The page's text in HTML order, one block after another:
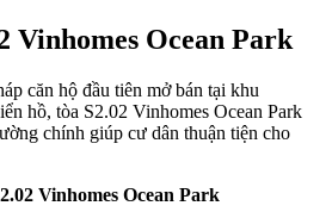
Vinhomes Ocean Park
căn hộ đầu tiên mở bán tại khu
hồ, tòa S2.02 Vinhomes Ocean Park
chính giúp cư dân thuận tiện cho
Vinhomes Ocean Park